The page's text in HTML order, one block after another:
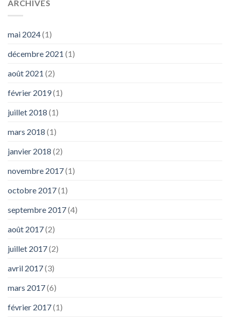
ARCHIVES
mai 2024(1)
décembre 2021 (1)
août 2021 (2)
février 2019(1)
juillet 2018 (1)
mars 2018 (1)
janvier 2018 (2)
novembre 2017(1)
octobre 2017(1)
septembre 2017(4)
août 2017(2)
juillet 2017(2)
avril 2017(3)
mars 2017(6)
février 2017(1)